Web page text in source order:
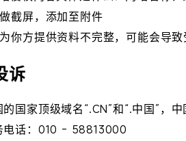
截屏，添加至附件
你方提供资料不完整，可能会导
诉
国家顶级域名“.CN”和“.中国”，
电话：010 - 58813000